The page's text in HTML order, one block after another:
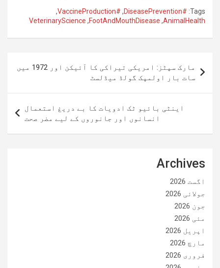
Tags:
#DiseasePrevention
,
#VaccineProduction
,
AnimalHealth
,
FootAndMouthDisease
,
VeterinaryScience
کی
نیویگیشن
مارک سپٹز: امریکی تیراکی کا آئیکن اور 1972 میں
سات بار اولمپک گولڈ میڈلسٹ
اینٹی بائیو ٹک ادویات کا بے دریغ استعمال
انسانوں اور جانوروں کے لیے مضر صحت
Archives
اگست 2026
جولائی 2026
جون 2026
مئی 2026
اپریل 2026
مارچ 2026
فروری 2026